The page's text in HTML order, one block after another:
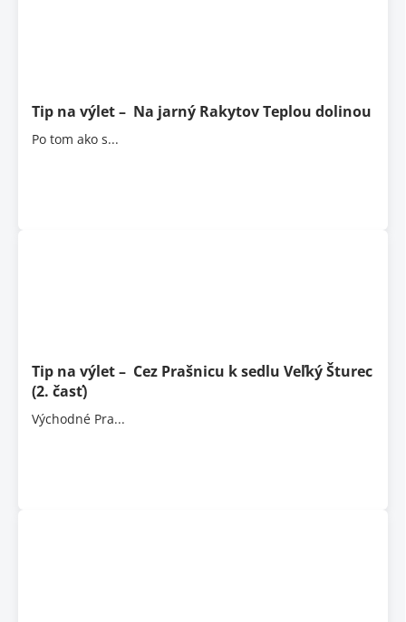
Tip na výlet – Na jarný Rakytov Teplou dolinou
Po tom ako s...
Tip na výlet – Cez Prašnicu k sedlu Veľký Šturec
(2. časť)
Východné Pra...